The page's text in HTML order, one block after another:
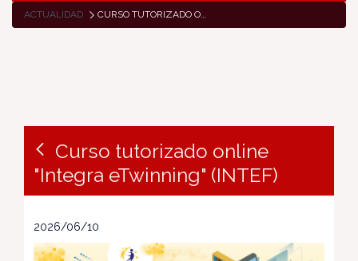
ACTUALIDAD CURSO TUTORIZADO ONLINE "INTEGRA ETWINNING" (INTEF)
Curso tutorizado online
"Integra eTwinning" (INTEF)
2026/06/10